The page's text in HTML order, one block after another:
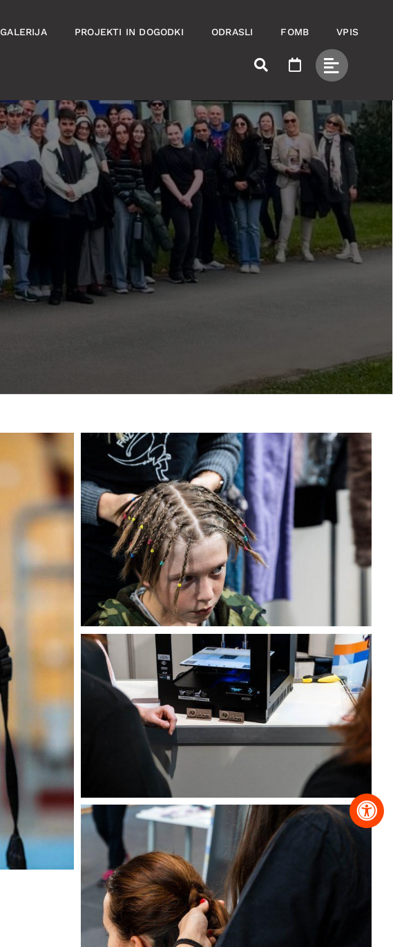
GALERIJA PROJEKTI IN DOGODKI ODRASLI FOMB VPIS